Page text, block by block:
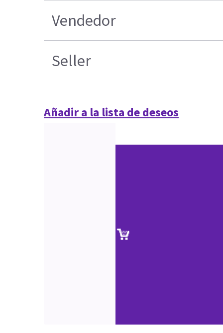
Vendedor
Seller
Añadir a la lista de deseos